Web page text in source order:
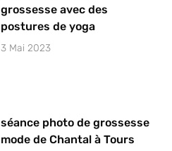
grossesse avec des
postures de yoga
3 Mai 2023
séance photo de grossesse
mode de Chantal à Tours